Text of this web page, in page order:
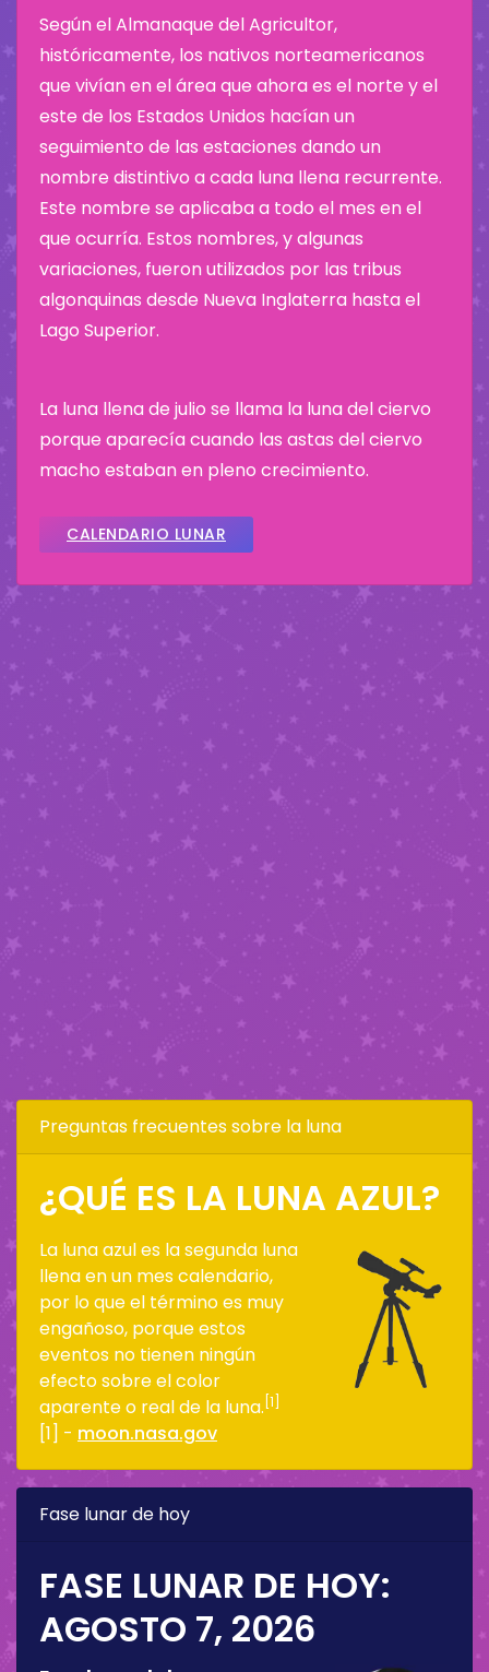
Según el Almanaque del Agricultor,
históricamente, los nativos norteamericanos
que vivían en el área que ahora es el norte y el
este de los Estados Unidos hacían un
seguimiento de las estaciones dando un
nombre distintivo a cada luna llena recurrente.
Este nombre se aplicaba a todo el mes en el
que ocurría. Estos nombres, y algunas
variaciones, fueron utilizados por las tribus
algonquinas desde Nueva Inglaterra hasta el
Lago Superior.
La luna llena de julio se llama la luna del ciervo
porque aparecía cuando las astas del ciervo
macho estaban en pleno crecimiento.
CALENDARIO LUNAR
Preguntas frecuentes sobre la luna
¿QUÉ ES LA LUNA AZUL?
La luna azul es la segunda luna
llena en un mes calendario,
por lo que el término es muy
engañoso, porque estos
eventos no tienen ningún
efecto sobre el color
aparente o real de la luna. [1]
[1] - moon.nasa.gov
Fase lunar de hoy
FASE LUNAR DE HOY:
AGOSTO 7, 2026